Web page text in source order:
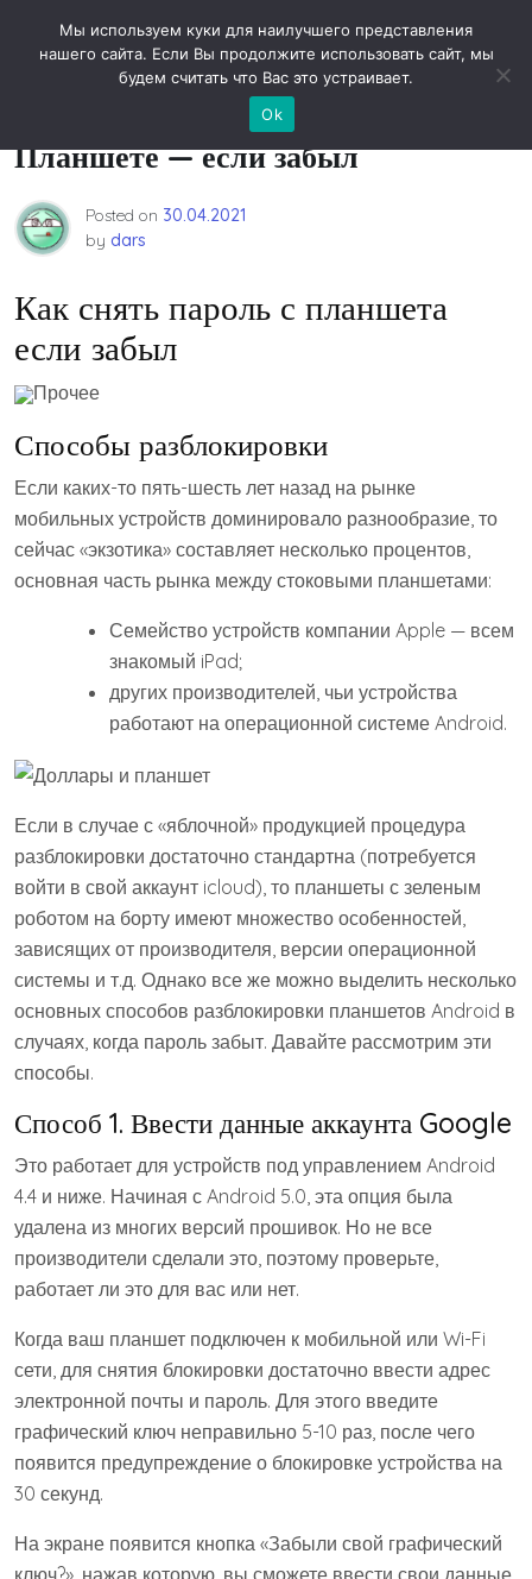
Новости технологий
Как сбросить/снять пароль на
Планшете — если забыл
Posted on 30.04.2021
by dars
Как снять пароль с планшета
если забыл
Прочее
Способы разблокировки
Если каких-то пять-шесть лет назад на рынке
мобильных устройств доминировало разнообразие, то
сейчас «экзотика» составляет несколько процентов,
основная часть рынка между стоковыми планшетами:
Семейство устройств компании Apple — всем
знакомый iPad;
других производителей, чьи устройства
работают на операционной системе Android.
Если в случае с «яблочной» продукцией процедура
разблокировки достаточно стандартна (потребуется
войти в свой аккаунт icloud), то планшеты с зеленым
роботом на борту имеют множество особенностей,
зависящих от производителя, версии операционной
системы и т.д. Однако все же можно выделить несколько
основных способов разблокировки планшетов Android в
случаях, когда пароль забыт. Давайте рассмотрим эти
способы.
Способ 1. Ввести данные аккаунта Google
Это работает для устройств под управлением Android
4.4 и ниже. Начиная с Android 5.0, эта опция была
удалена из многих версий прошивок. Но не все
производители сделали это, поэтому проверьте,
работает ли это для вас или нет.
Когда ваш планшет подключен к мобильной или Wi-Fi
сети, для снятия блокировки достаточно ввести адрес
электронной почты и пароль. Для этого введите
графический ключ неправильно 5-10 раз, после чего
появится предупреждение о блокировке устройства на
30 секунд.
На экране появится кнопка «Забыли свой графический
ключ?», нажав которую, вы сможете ввести свои данные
Мы используем куки для наилучшего представления
нашего сайта. Если Вы продолжите использовать сайт, мы
будем считать что Вас это устраивает.
Ok